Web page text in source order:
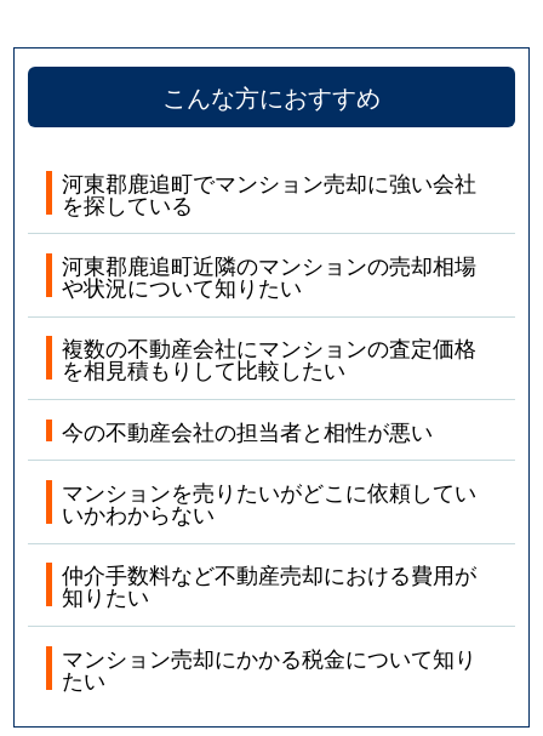
こんな方におすすめ
河東郡鹿追町でマンション売却に強い会社
を探している
河東郡鹿追町近隣のマンションの売却相場
や状況について知りたい
複数の不動産会社にマンションの査定価格
を相見積もりして比較したい
今の不動産会社の担当者と相性が悪い
マンションを売りたいがどこに依頼してい
いかわからない
仲介手数料など不動産売却における費用が
知りたい
マンション売却にかかる税金について知り
たい